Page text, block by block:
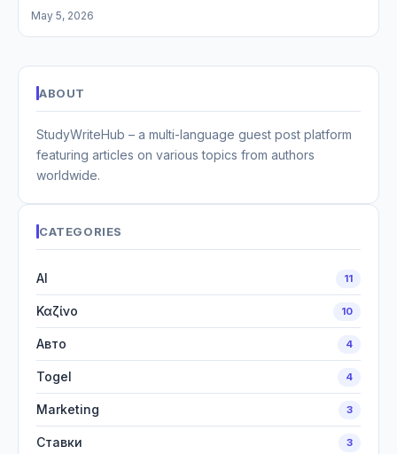
May 5, 2026
ABOUT
StudyWriteHub – a multi-language guest post platform
featuring articles on various topics from authors
worldwide.
CATEGORIES
AI 11
Καζίνο 10
Авто 4
Togel 4
Marketing 3
Ставки 3